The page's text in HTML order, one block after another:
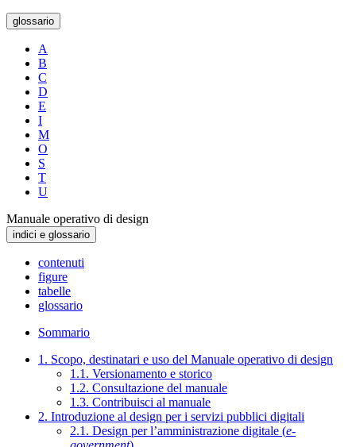
glossario
A
B
C
D
E
I
M
O
S
T
U
Manuale operativo di design
indici e glossario
contenuti
figure
tabelle
glossario
Sommario
1. Scopo, destinatari e uso del Manuale operativo di design
1.1. Versionamento e storico
1.2. Consultazione del manuale
1.3. Contribuisci al manuale
2. Introduzione al design per i servizi pubblici digitali
2.1. Design per l’amministrazione digitale (e-